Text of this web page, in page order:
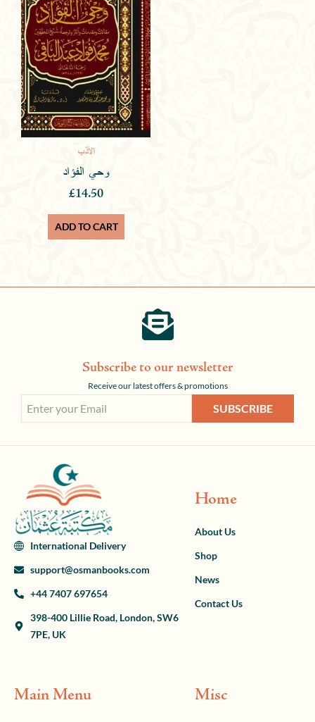
الأذب
وحي الفؤاد
£14.50
ADD TO CART
Subscribe to our newsletter
Receive our latest offers & promotions
SUBSCRIBE
International Delivery
support@osmanbooks.com
+44 7407 697654
398-400 Lillie Road, London, SW6
7PE, UK
Home
About Us
Shop
News
Contact Us
Main Menu Misc